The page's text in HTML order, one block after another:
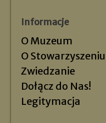
Informacje
O Muzeum
O Stowarzyszeniu
Zwiedzanie
Dołącz do Nas!
Legitymacja